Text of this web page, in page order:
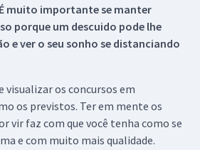
muito importante se manter
porque um descuido pode lhe
e ver o seu sonho se distanciando
visualizar os concursos em
os previstos. Ter em mente os
vir faz com que você tenha como se
e com muito mais qualidade.